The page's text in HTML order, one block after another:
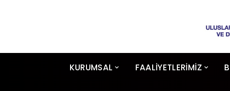
KURUMSAL FAALİYETLERİMİZ